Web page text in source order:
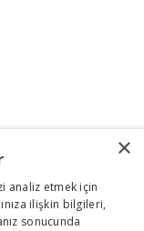
×
analiz etmek için
ilişkin bilgileri,
sonucunda